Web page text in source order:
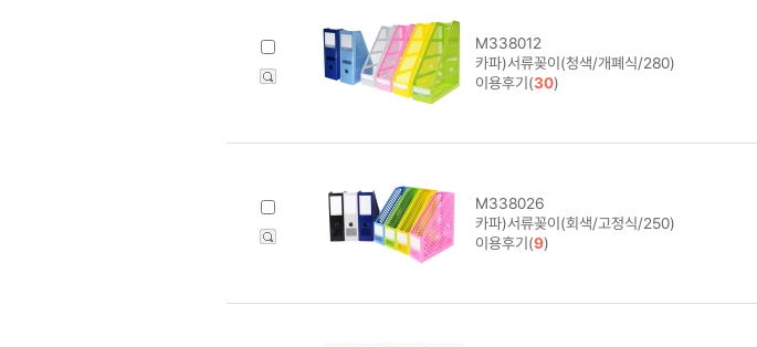
M338012
카파)서류꽂이(청색/개폐식/280)
이용후기(30)
M338026
카파)서류꽂이(회색/고정식/250)
이용후기(9)